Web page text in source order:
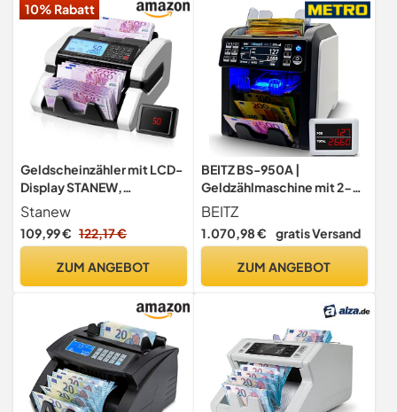
Sortiermodus)
10% Rabatt
Geldscheinzähler mit LCD-
Display STANEW,
Multimodus-Zählung mit
Einzelstückelungssummen,
UV/MG/IR Erkennung,
Stück/min,
Stanew
109,99 € 122,17 €
ZUM ANGEBOT
BEITZ BS-950A |
Geldzählmaschine mit 2-
Taschen-System | EZB-
getestet | Wertzähler &
Falschgeldprüfer (9-fach) |
Technologie | Touch-
BEITZ
1.070,98 € gratis Versand
ZUM ANGEBOT